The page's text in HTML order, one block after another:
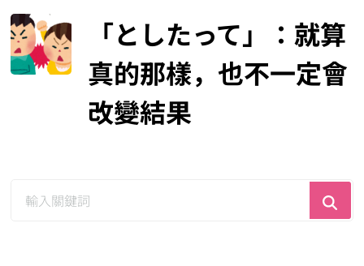
「としたって」：就算
真的那樣，也不一定會
改變結果